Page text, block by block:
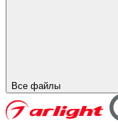
Все файлы